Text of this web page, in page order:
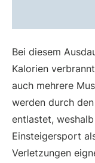
Bei diesem
Kalorien
auch mehrere
werden durch
entlastet,
Einsteigersport
Verletzungen